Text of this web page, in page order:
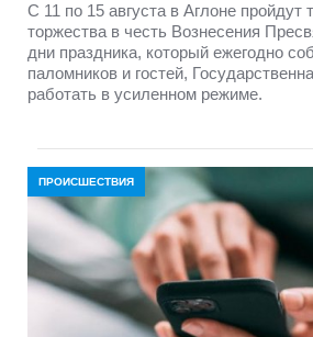
С 11 по 15 августа в Аглоне пройдут
торжества в честь Вознесения
дни праздника, который ежегодно
паломников и гостей,
работать в усиленном режиме.
ПРОИСШЕСТВИЯ